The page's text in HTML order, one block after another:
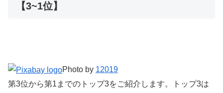
【3~1位】
Photo by 12019
第3位から第1までのトップ3をご紹介します。トップ3は